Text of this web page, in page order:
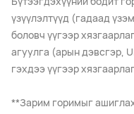
үзүүлэлтүүд (гадаад
боловч үүгээр
агуулга (арын дэвсгэр,
гэхдээ үүгээр
**Зарим горимыг